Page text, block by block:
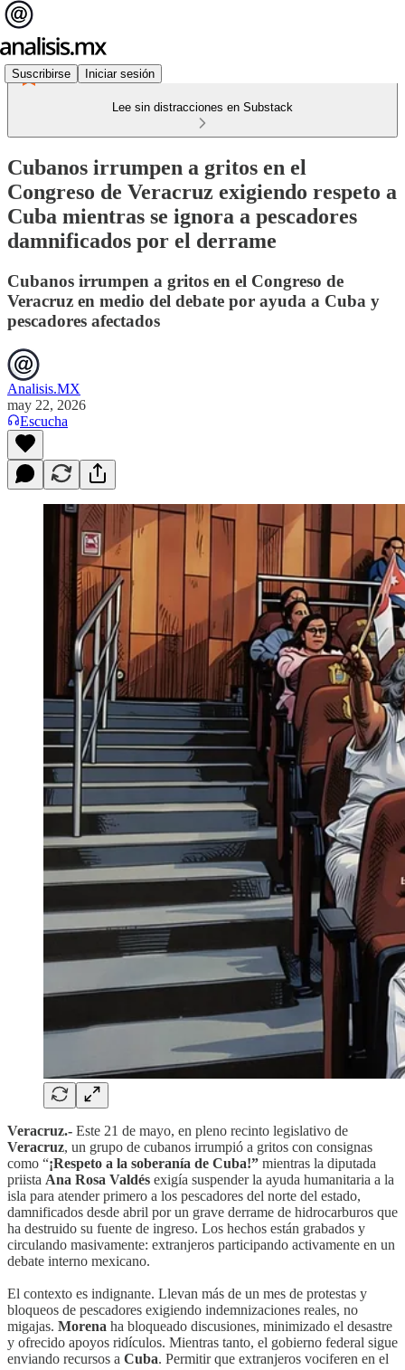
Suscribirse Iniciar sesión
Lee sin distracciones en Substack
Cubanos irrumpen a gritos en el
Congreso de Veracruz exigiendo respeto a
Cuba mientras se ignora a pescadores
damnificados por el derrame
Cubanos irrumpen a gritos en el Congreso de
Veracruz en medio del debate por ayuda a Cuba y
pescadores afectados
Analisis.MX
may 22, 2026
Escucha
Veracruz.- Este 21 de mayo, en pleno recinto legislativo de
Veracruz, un grupo de cubanos irrumpió a gritos con consignas
como “¡Respeto a la soberanía de Cuba!” mientras la diputada
priista Ana Rosa Valdés exigía suspender la ayuda humanitaria a la
isla para atender primero a los pescadores del norte del estado,
damnificados desde abril por un grave derrame de hidrocarburos que
ha destruido su fuente de ingreso. Los hechos están grabados y
circulando masivamente: extranjeros participando activamente en un
debate interno mexicano.
El contexto es indignante. Llevan más de un mes de protestas y
bloqueos de pescadores exigiendo indemnizaciones reales, no
migajas. Morena ha bloqueado discusiones, minimizado el desastre
y ofrecido apoyos ridículos. Mientras tanto, el gobierno federal sigue
enviando recursos a Cuba. Permitir que extranjeros vociferen en el